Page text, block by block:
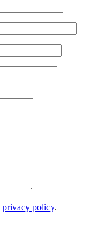
privacy policy.